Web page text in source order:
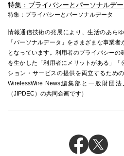
特集：プライバシーとパーソナルデー
特集：プライバシーとパーソナルデータ
情報通信技術の発展により、生活のあら
「パーソナルデータ」をさまざまな事業
となっています。利用者のプライバシー
を生かした「利用者にメリットがある」「
ション・サービスの提供を両立するため
WirelessWire News編集部と一般財団
（JIPDEC）の共同企画です）